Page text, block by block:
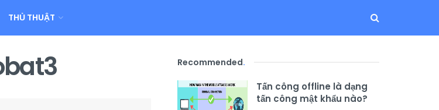
THỦ THUẬT
Recommended.
Tấn công offline là dạng
tấn công mật khẩu nào?